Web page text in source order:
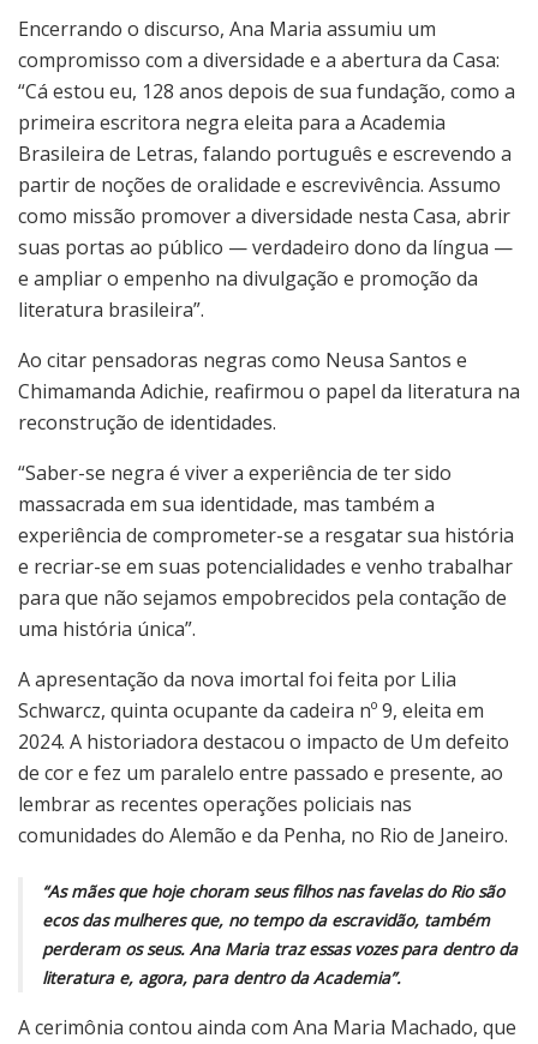
Encerrando o discurso, Ana Maria assumiu um
compromisso com a diversidade e a abertura da Casa:
“Cá estou eu, 128 anos depois de sua fundação, como a
primeira escritora negra eleita para a Academia
Brasileira de Letras, falando português e escrevendo a
partir de noções de oralidade e escrevivência. Assumo
como missão promover a diversidade nesta Casa, abrir
suas portas ao público — verdadeiro dono da língua —
e ampliar o empenho na divulgação e promoção da
literatura brasileira”.
Ao citar pensadoras negras como Neusa Santos e
Chimamanda Adichie, reafirmou o papel da literatura na
reconstrução de identidades.
“Saber-se negra é viver a experiência de ter sido
massacrada em sua identidade, mas também a
experiência de comprometer-se a resgatar sua história
e recriar-se em suas potencialidades e venho trabalhar
para que não sejamos empobrecidos pela contação de
uma história única”.
A apresentação da nova imortal foi feita por Lilia
Schwarcz, quinta ocupante da cadeira nº 9, eleita em
2024. A historiadora destacou o impacto de Um defeito
de cor e fez um paralelo entre passado e presente, ao
lembrar as recentes operações policiais nas
comunidades do Alemão e da Penha, no Rio de Janeiro.
“As mães que hoje choram seus filhos nas favelas do Rio são
ecos das mulheres que, no tempo da escravidão, também
perderam os seus. Ana Maria traz essas vozes para dentro da
literatura e, agora, para dentro da Academia”.
A cerimônia contou ainda com Ana Maria Machado, que